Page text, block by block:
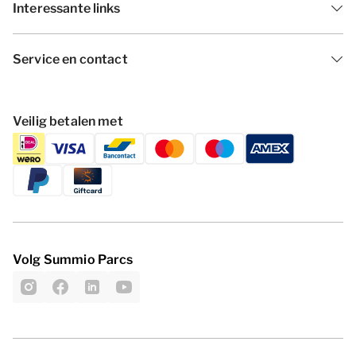
Interessante links
Service en contact
Veilig betalen met
Volg Summio Parcs